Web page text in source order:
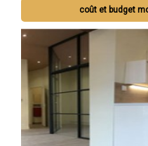
coût et budget